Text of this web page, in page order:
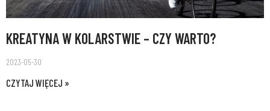
KREATYNA W KOLARSTWIE – CZY WARTO?
2023-05-30
CZYTAJ WIĘCEJ »